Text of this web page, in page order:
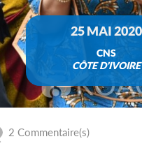
25 MAI 2020
CNS
CÔTE D'IVOIRE
2 Commentaire(s)